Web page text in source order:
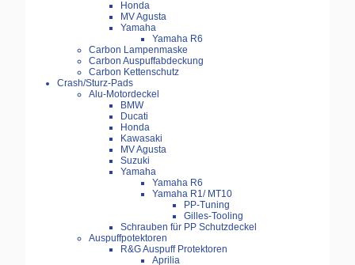
Honda
MV Agusta
Yamaha
Yamaha R6
Carbon Lampenmaske
Carbon Auspuffabdeckung
Carbon Kettenschutz
Crash/Sturz-Pads
Alu-Motordeckel
BMW
Ducati
Honda
Kawasaki
MV Agusta
Suzuki
Yamaha
Yamaha R6
Yamaha R1/ MT10
PP-Tuning
Gilles-Tooling
Schrauben für PP Schutzdeckel
Auspuffpotektoren
R&G Auspuff Protektoren
Aprilia